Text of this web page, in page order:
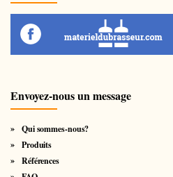
Envoyez-nous un message
Qui sommes-nous?
Produits
Références